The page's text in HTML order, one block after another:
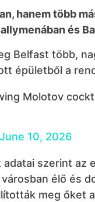
hanem több
és
Belfast több,
épületből a
Molotov
June 10, 2026
szerint az
élő és
meg őket